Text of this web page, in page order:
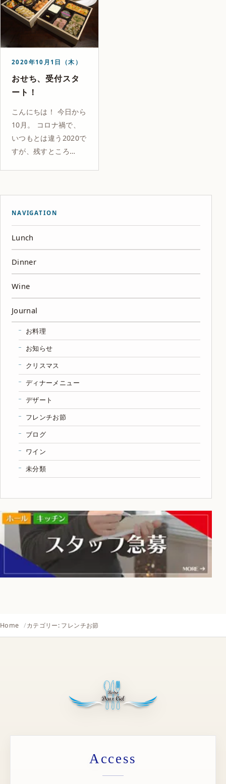
2020年10月1日（木）
おせち、受付スタ
ート！
こんにちは！ 今日から
10月。 コロナ禍で、
いつもとは違う2020で
すが、残すところ…
NAVIGATION
Lunch
Dinner
Wine
Journal
お料理
お知らせ
クリスマス
ディナーメニュー
デザート
フレンチお節
ブログ
ワイン
未分類
Home カテゴリー: フレンチお節
Access